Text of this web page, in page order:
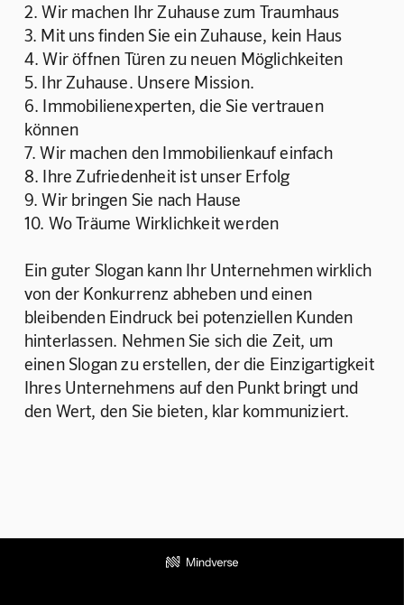
2. Wir machen Ihr Zuhause zum Traumhaus
3. Mit uns finden Sie ein Zuhause, kein Haus
4. Wir öffnen Türen zu neuen Möglichkeiten
5. Ihr Zuhause. Unsere Mission.
6. Immobilienexperten, die Sie vertrauen
können
7. Wir machen den Immobilienkauf einfach
8. Ihre Zufriedenheit ist unser Erfolg
9. Wir bringen Sie nach Hause
10. Wo Träume Wirklichkeit werden
Ein guter Slogan kann Ihr Unternehmen wirklich
von der Konkurrenz abheben und einen
bleibenden Eindruck bei potenziellen Kunden
hinterlassen. Nehmen Sie sich die Zeit, um
einen Slogan zu erstellen, der die Einzigartigkeit
Ihres Unternehmens auf den Punkt bringt und
den Wert, den Sie bieten, klar kommuniziert.